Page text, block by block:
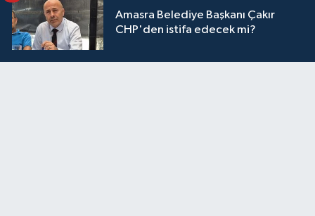
Amasra Belediye Başkanı Çakır
CHP'den istifa edecek mi?